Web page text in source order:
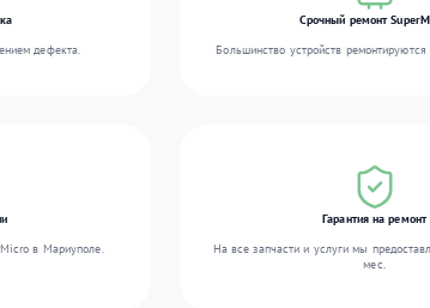
дефекта.
Срочный ремонт
Большинство устройств ремонтируются
в Мариуполе.
Гарантия на ремонт
На все запчасти и услуги мы
мес.